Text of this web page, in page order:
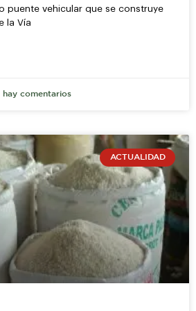
puente vehicular que se construye
la Vía
hay comentarios
ACTUALIDAD